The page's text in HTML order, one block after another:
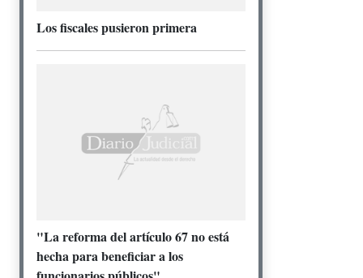
Los fiscales pusieron primera
"La reforma del artículo 67 no está
hecha para beneficiar a los